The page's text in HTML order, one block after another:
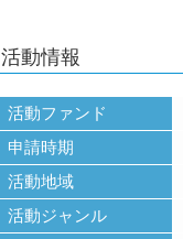
活動情報
活動ファンド
申請時期
活動地域
活動ジャンル